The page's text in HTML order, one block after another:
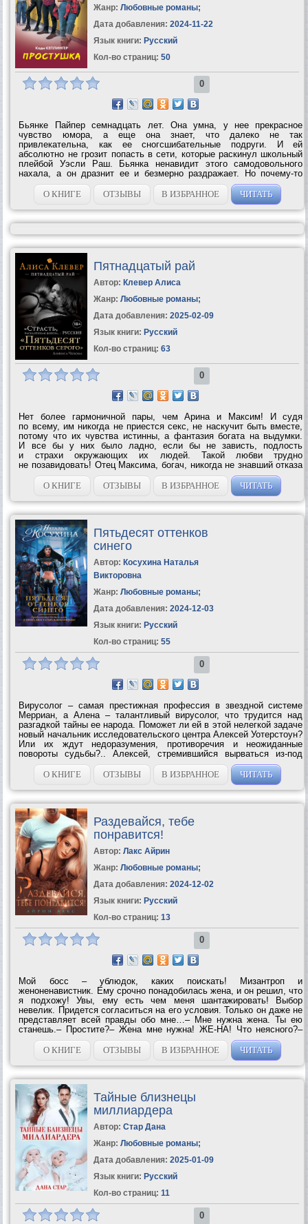
Жанр: Любовные романы;
Дата добавления: 2024-11-22
Язык книги: Русский
Кол-во страниц: 50
0
Бьянке Пайпер семнадцать лет. Она умна, у нее прекрасное
чувство юмора, а еще она знает, что далеко не так
привлекательна, как ее сногсшибательные подруги. И ей
абсолютно не грозит попасть в сети, которые раскинул школьный
плейбой Уэсли Раш. Бьянка ненавидит этого самодовольного
нахала, а он дразнит ее и безмерно раздражает. Но почему-то
только друг с другом они забывают о своих проблемах, только
друг другу могут рассказать о...
О КНИГЕ ОТЗЫВЫ В ИЗБРАННОЕ ЧИТАТЬ
Пятнадцатый рай
Автор: Клевер Алиса
Жанр: Любовные романы;
Дата добавления: 2025-02-09
Язык книги: Русский
Кол-во страниц: 63
0
Нет более гармоничной пары, чем Арина и Максим! И судя
по всему, им никогда не приестся секс, не наскучит быть вместе,
потому что их чувства истинны, а фантазия богата на выдумки.
И все бы у них было ладно, если бы не зависть, подлость
и страхи окружающих их людей. Такой любви трудно
не позавидовать! Отец Максима, богач, никогда не знавший отказа
и привыкший манипулировать людьми, обманом и хитростью
похищает Арину. Максим...
О КНИГЕ ОТЗЫВЫ В ИЗБРАННОЕ ЧИТАТЬ
Пятьдесят оттенков
синего
Автор: Косухина Наталья
Викторовна
Жанр: Любовные романы;
Дата добавления: 2024-12-03
Язык книги: Русский
Кол-во страниц: 55
0
Вирусолог – самая престижная профессия в звездной системе
Мерриан, а Алена – талантливый вирусолог, что трудится над
разгадкой тайны ее народа. Поможет ли ей в этой нелегкой задаче
новый начальник исследовательского центра Алексей Уотерстоун?
Или их ждут недоразумения, противоречия и неожиданные
повороты судьбы?.. Алексей, стремившийся вырваться из-под
родительского надзора, попал из огня да в полымя. Новая
жизнь,...О КНИГЕ ОТЗЫВЫ В ИЗБРАННОЕ ЧИТАТЬ
Раздевайся, тебе
понравится!
Автор: Лакс Айрин
Жанр: Любовные романы;
Дата добавления: 2024-12-02
Язык книги: Русский
Кол-во страниц: 13
0
Мой босс – ублюдок, каких поискать! Мизантроп и
женоненавистник. Ему срочно понадобилась жена, и он решил, что
я подхожу! Увы, ему есть чем меня шантажировать! Выбор
невелик. Придется согласиться на его условия. Только он даже не
представляет всей правды обо мне…– Мне нужна жена. Ты ею
станешь.– Простите?– Жена мне нужна! ЖЕ-НА! Что неясного?–
Так… – растерялась. – Женитесь. Желаю вам найти свою вторую
половинку....
О КНИГЕ ОТЗЫВЫ В ИЗБРАННОЕ ЧИТАТЬ
Тайные близнецы
миллиардера
Автор: Стар Дана
Жанр: Любовные романы;
Дата добавления: 2025-01-09
Язык книги: Русский
Кол-во страниц: 11
0